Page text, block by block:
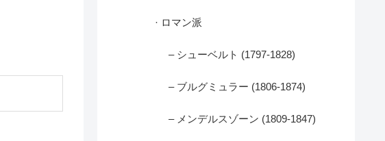
· ロマン派
– シューベルト (1797-1828)
– ブルグミュラー (1806-1874)
– メンデルスゾーン (1809-1847)